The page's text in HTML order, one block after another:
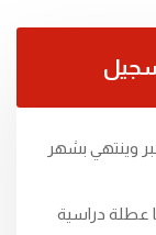
وينتهي بشهر
عطلة دراسية